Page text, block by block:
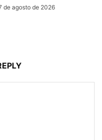
de agosto de 2026